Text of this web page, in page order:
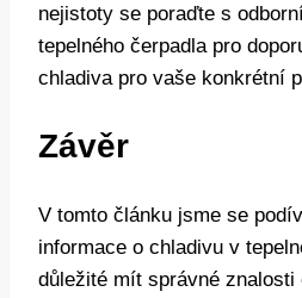
nejistoty se poraďte s
tepelného čerpadla pro
chladiva pro vaše konkrétní
Závěr
V tomto článku jsme se
informace o chladivu v
důležité mít správné znalosti